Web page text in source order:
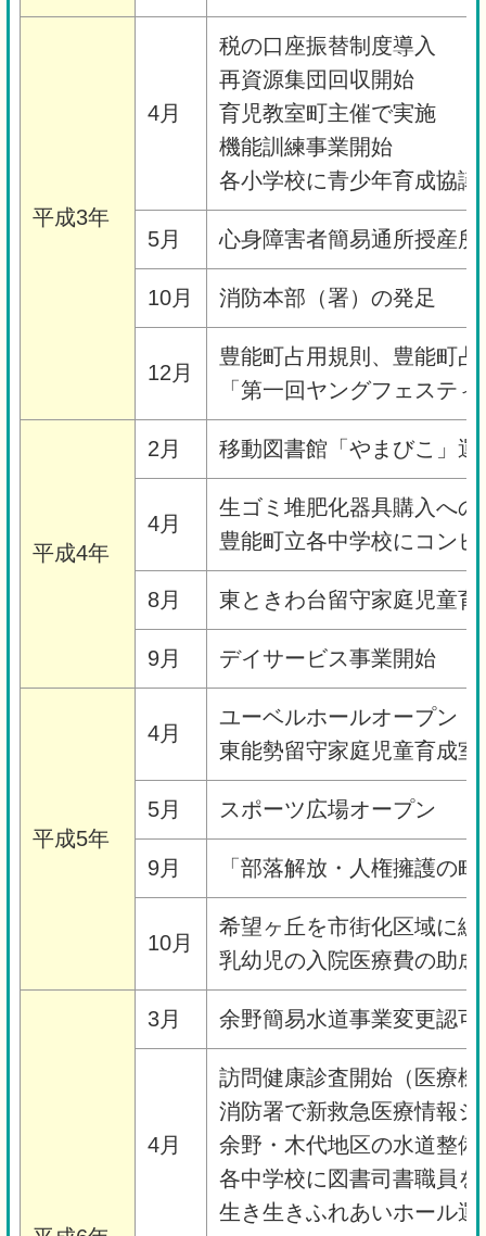
平成3年
4月
税の口座振替制度導入
再資源集団回収開始
育児教室町主催で実施
機能訓練事業開始
各小学校に青少年育成協
5月 心身障害者簡易通所授産
10月 消防本部（署）の発足
12月
豊能町占用規則、豊能町
「第一回ヤングフェス
平成4年
2月 移動図書館「やまびこ」運
4月
生ゴミ堆肥化器具購入への
豊能町立各中学校にコン
8月 東ときわ台留守家庭児童育
9月 デイサービス事業開始
平成5年
4月
ユーベルホールオープン
東能勢留守家庭児童育成室
5月 スポーツ広場オープン
9月 「部落解放・人権擁護の
10月
希望ヶ丘を市街化区域に編
乳幼児の入院医療費の助
3月 余野簡易水道事業変更認可
4月
訪問健康診査開始（医療機
消防署で新救急医療情報
余野・木代地区の水道整備
各中学校に図書司書職員を
生き生きふれあいホール運